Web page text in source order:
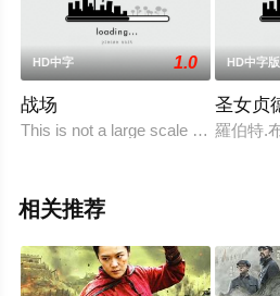
HD中字 1.0
战场
This is not a large scale multi-
HD中字版
圣女贞
羅伯特.
相关推荐